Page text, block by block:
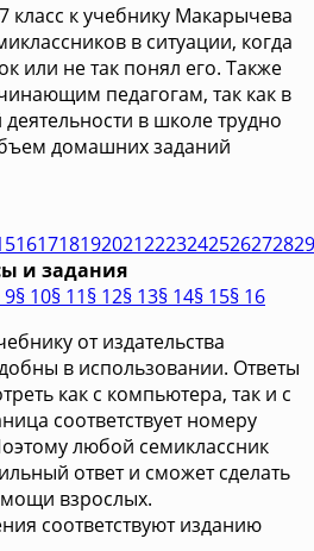
класс к учебнику Макарычева
в ситуации, когда
или не так понял его. Также
педагогам, так как в
в школе трудно
домашних заданий
1617181920212223242526272829
и задания
9§ 10§ 11§ 12§ 13§ 14§ 15§ 16
от издательства
в использовании. Ответы
как с компьютера, так и с
соответствует номеру
любой семиклассник
ответ и сможет сделать
взрослых.
соответствуют изданию